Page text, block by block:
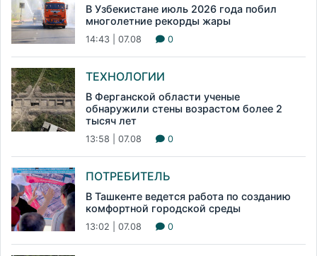
В Узбекистане июль 2026 года побил
многолетние рекорды жары
14:43 | 07.08 0
ТЕХНОЛОГИИ
В Ферганской области ученые
обнаружили стены возрастом более 2
тысяч лет
13:58 | 07.08 0
ПОТРЕБИТЕЛЬ
В Ташкенте ведется работа по созданию
комфортной городской среды
13:02 | 07.08 0